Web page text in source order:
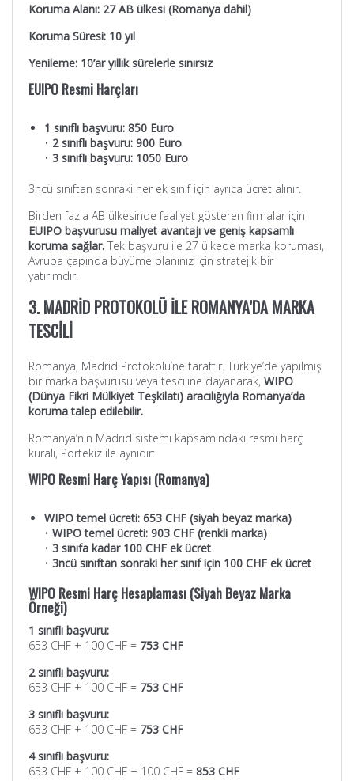
Koruma Alanı: 27 AB ülkesi (Romanya dahil)
Koruma Süresi: 10 yıl
Yenileme: 10’ar yıllık sürelerle sınırsız
EUIPO Resmi Harçları
1 sınıflı başvuru: 850 Euro
• 2 sınıflı başvuru: 900 Euro
• 3 sınıflı başvuru: 1050 Euro
3ncü sınıftan sonraki her ek sınıf için ayrıca ücret alınır.
Birden fazla AB ülkesinde faaliyet gösteren firmalar için
EUIPO başvurusu maliyet avantajı ve geniş kapsamlı
koruma sağlar. Tek başvuru ile 27 ülkede marka koruması,
Avrupa çapında büyüme planınız için stratejik bir
yatırımdır.
3. MADRİD PROTOKOLÜ İLE ROMANYA’DA MARKA
TESCİLİ
Romanya, Madrid Protokolü’ne taraftır. Türkiye’de yapılmış
bir marka başvurusu veya tesciline dayanarak, WIPO
(Dünya Fikri Mülkiyet Teşkilatı) aracılığıyla Romanya’da
koruma talep edilebilir.
Romanya’nın Madrid sistemi kapsamındaki resmi harç
kuralı, Portekiz ile aynıdır:
WIPO Resmi Harç Yapısı (Romanya)
WIPO temel ücreti: 653 CHF (siyah beyaz marka)
• WIPO temel ücreti: 903 CHF (renkli marka)
• 3 sınıfa kadar 100 CHF ek ücret
• 3ncü sınıftan sonraki her sınıf için 100 CHF ek ücret
WIPO Resmi Harç Hesaplaması (Siyah Beyaz Marka
Örneği)
1 sınıflı başvuru:
653 CHF + 100 CHF = 753 CHF
2 sınıflı başvuru:
653 CHF + 100 CHF = 753 CHF
3 sınıflı başvuru:
653 CHF + 100 CHF = 753 CHF
4 sınıflı başvuru:
653 CHF + 100 CHF + 100 CHF = 853 CHF